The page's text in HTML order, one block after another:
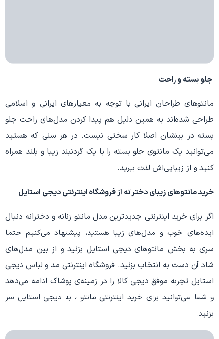
جلو بسته و راحت
مانتوهای طراحان ایرانی با توجه به معیار‌های ایرانی و اسلامی
طراحی شده‌اند به همین دلیل هم پیدا کردن مدل‌های راحت جلو
بسته در بینشان اصلا کار سختی نیست. در هر سنی که هستید
می‌توانید یک مانتوی جلو بسته را با یک گردنبند زیبا و بلند همراه
کنید و از زیبایی‌اش لذت ببرید.
خرید مانتوهای زیبای دخترانه از فروشگاه اینترنتی دیجی استایل
اگر برای خرید اینترنتی جدیدترین مدل مانتو زنانه و دخترانه دنبال
ایده‌های خوب و مدل‌های زیبا هستید، پیشنهاد می‌کنیم حتما
سری به بخش مانتوهای دیجی استایل بزنید و از بین مدل‌های
شاد آن دست به انتخاب بزنید. فروشگاه اینترنتی مد و لباس دیجی
استایل تجربه موفق دیجی کالا را در زمینه‌ی پوشاک ادامه می‌دهد
و شما می‌توانید برای خرید اینترنتی مانتو ، به دیجی استایل سر
بزنید.